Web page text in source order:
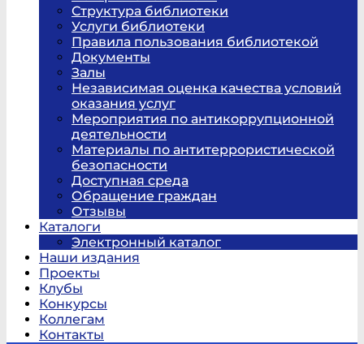
Структура библиотеки
Услуги библиотеки
Правила пользования библиотекой
Документы
Залы
Независимая оценка качества условий
оказания услуг
Мероприятия по антикоррупционной
деятельности
Материалы по антитеррористической
безопасности
Доступная среда
Обращение граждан
Отзывы
Каталоги
Электронный каталог
Наши издания
Проекты
Клубы
Конкурсы
Коллегам
Контакты